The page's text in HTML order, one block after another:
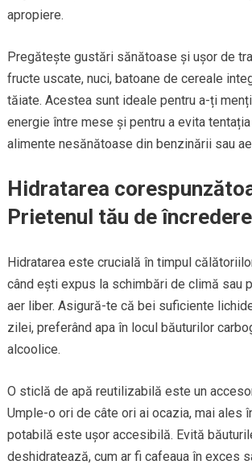
apropiere.
Pregătește gustări sănătoase și ușor de
fructe uscate, nuci, batoane de cereale
tăiate. Acestea sunt ideale pentru a-ți
energie între mese și pentru a evita
alimente nesănătoase din benzinării sau
Hidratarea
Prietenul tău de încredere
Hidratarea este crucială în timpul
când ești expus la schimbări de climă sau
aer liber. Asigură-te că bei suficiente
zilei, preferând apa în locul băuturilor
alcoolice.
O sticlă de apă reutilizabilă este un
Umple-o ori de câte ori ai ocazia, mai ales
potabilă este ușor accesibilă. Evită
deshidratează, cum ar fi cafeaua în exces